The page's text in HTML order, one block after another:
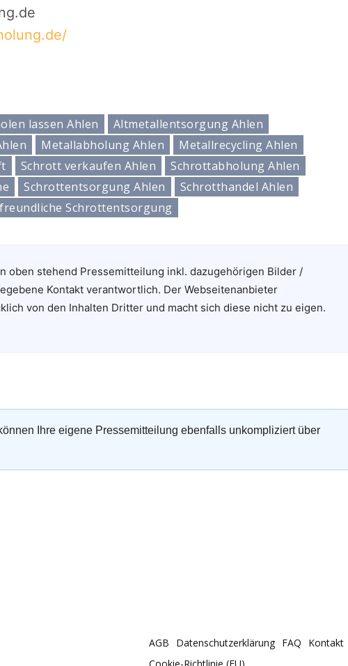
lassen Ahlen
Altmetallentsorgung Ahlen
Metallabholung Ahlen
Metallrecycling Ahlen
Schrott verkaufen Ahlen
Schrottabholung Ahlen
Schrottentsorgung Ahlen
Schrotthandel Ahlen
Schrottentsorgung
oben stehend Pressemitteilung inkl. dazugehörigen Bilder /
Kontakt verantwortlich. Der Webseitenanbieter
von den Inhalten Dritter und macht sich diese nicht zu eigen.
Ihre eigene Pressemitteilung ebenfalls unkompliziert über
AGB Datenschutzerklärung FAQ Kontakt